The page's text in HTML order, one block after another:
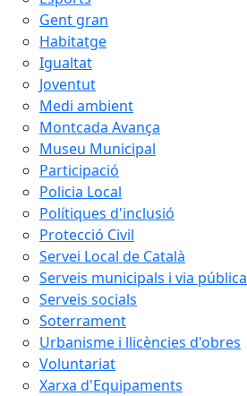
Gent gran
Habitatge
Igualtat
Joventut
Medi ambient
Montcada Avança
Museu Municipal
Participació
Policia Local
Polítiques d'inclusió
Protecció Civil
Servei Local de Català
Serveis municipals i via pública
Serveis socials
Soterrament
Urbanisme i llicències d'obres
Voluntariat
Xarxa d'Equipaments